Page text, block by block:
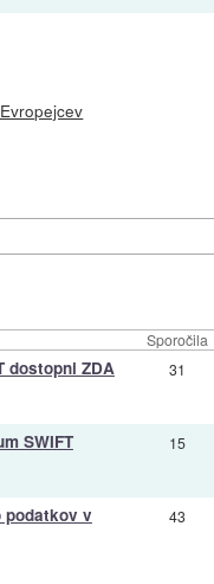
Sporočila
dostopni ZDA 31
SWIFT 15
podatkov v 43